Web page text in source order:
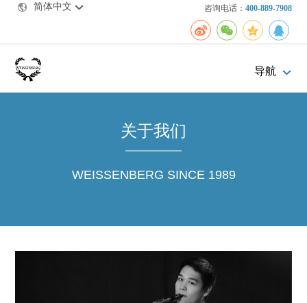
简体中文 咨询电话： 400-889-7908
导航
关于我们
WEISSENBERG SINCE 1989